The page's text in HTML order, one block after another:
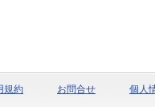
規約 お問合せ 個人